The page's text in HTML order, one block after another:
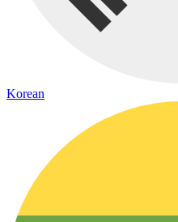
Korean